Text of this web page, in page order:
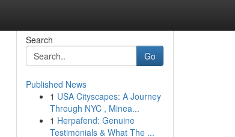
Search
Go
Published News
1 USA Cityscapes: A Journey
Through NYC , Minea...
1 Herpafend: Genuine
Testimonials & What The ...